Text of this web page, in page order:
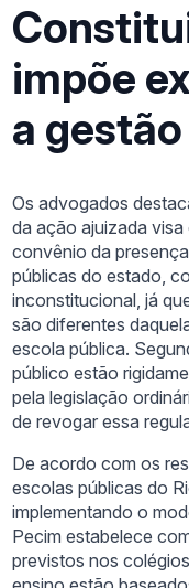
impõe
a
Os advogados
da ação ajuizada
convênio da
públicas do estado,
inconstitucional, já
são diferentes
escola pública.
público estão
pela legislação
de revogar essa
De acordo com os
escolas públicas do
implementando o
Pecim estabelece
previstos nos